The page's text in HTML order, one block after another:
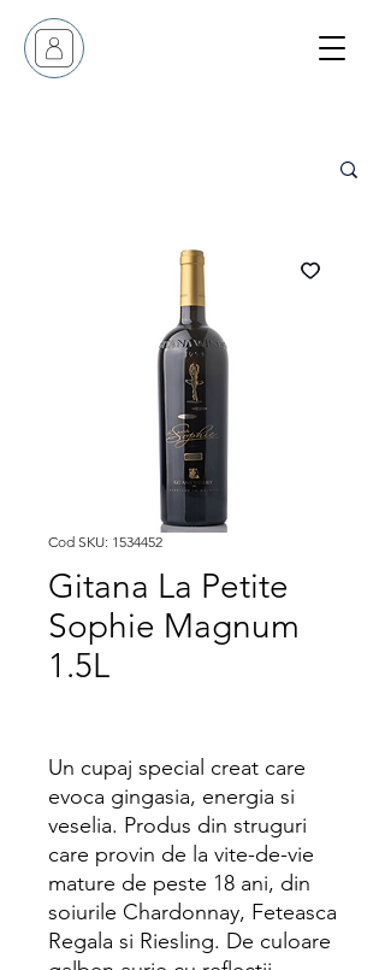
Cod SKU: 1534452
Gitana La Petite
Sophie Magnum
1.5L
Un cupaj special creat care
evoca gingasia, energia si
veselia. Produs din struguri
care provin de la vite-de-vie
mature de peste 18 ani, din
soiurile Chardonnay, Feteasca
Regala si Riesling. De culoare